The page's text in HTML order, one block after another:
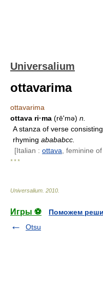
Universalium
ottavarima
ottavarima
ottava ri·ma (rēʹmə) n.
A stanza of verse
rhyming abababcc.
[Italian : ottava , feminine of
* * *
Universalium 2010
Игры ⚽
Поможем
Otsu